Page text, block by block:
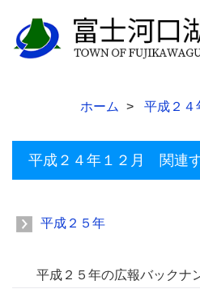
ホーム 平成２
平成２４年１２月 関連
平成２５年
平成２５年の広報バックナ